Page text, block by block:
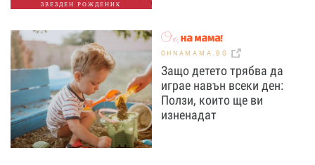
ЗВЕЗДЕН РОЖДЕНИК
OHNAMAMA.BG
Защо детето трябва да
играе навън всеки ден:
Ползи, които ще ви
изненадат